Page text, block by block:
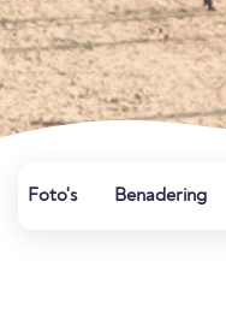
Foto's Benadering